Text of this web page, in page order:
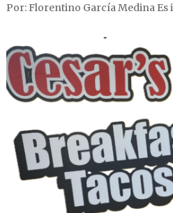
Por: Florentino García Medina Es